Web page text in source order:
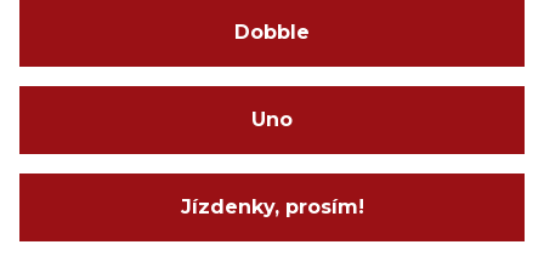
Dobble
Uno
Jízdenky, prosím!